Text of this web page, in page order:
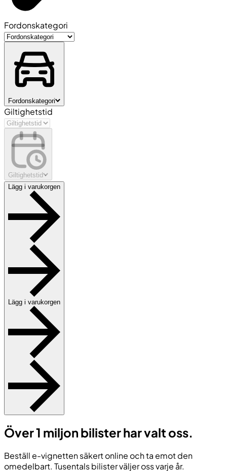
Fordonskategori
Fordonskategori
Giltighetstid
Giltighetstid
Lägg i varukorgen
Lägg i varukorgen
Över 1 miljon bilister har valt oss.
Beställ e-vignetten säkert online och ta emot den
omedelbart. Tusentals bilister väljer oss varje år.